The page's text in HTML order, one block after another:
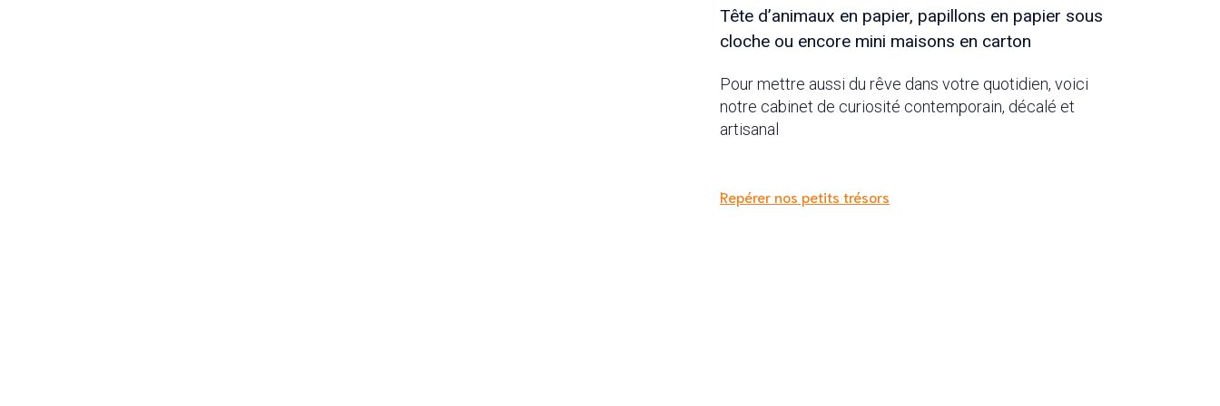
Tête d’animaux en papier, papillons en papier sous
cloche ou encore mini maisons en carton
Pour mettre aussi du rêve dans votre quotidien, voici
notre cabinet de curiosité contemporain, décalé et
artisanal
Repérer nos petits trésors